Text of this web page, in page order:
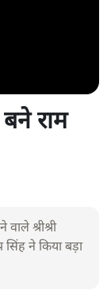
राम
श्रीश्री
ने किया बड़ा